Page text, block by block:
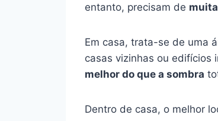
entanto, precisam de
Em casa, trata-se de uma
casas vizinhas ou edifícios
melhor do que a sombra
Dentro de casa, o melhor